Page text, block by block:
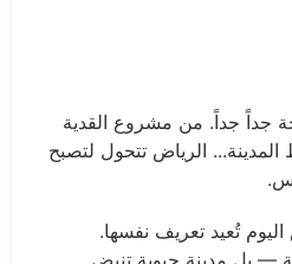
جداً جداً. من مشروع القدية
الرياض تتحول لتصبح
تُعيد تعريف نفسها.
— بل مدينة حيوية تنبض